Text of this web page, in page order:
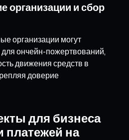
организации и сбор
организации могут
ончейн-пожертвований,
движения средств в
доверие
для бизнеса
платежей на